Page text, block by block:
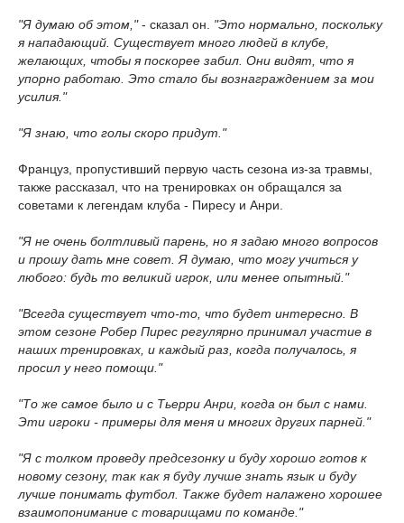
"Я думаю об этом,"- сказал он. "Это нормально, поскольку
я нападающий. Существует много людей в клубе,
желающих, чтобы я поскорее забил. Они видят, что я
упорно работаю. Это стало бы вознаграждением за мои
усилия."
"Я знаю, что голы скоро придут."
Француз, пропустивший первую часть сезона из-за травмы,
также рассказал, что на тренировках он обращался за
советами к легендам клуба - Пиресу и Анри.
"Я не очень болтливый парень, но я задаю много вопросов
и прошу дать мне совет. Я думаю, что могу учиться у
любого: будь то великий игрок, или менее опытный."
"Всегда существует что-то, что будет интересно. В
этом сезоне Робер Пирес регулярно принимал участие в
наших тренировках, и каждый раз, когда получалось, я
просил у него помощи."
"То же самое было и с Тьерри Анри, когда он был с нами.
Эти игроки - примеры для меня и многих других парней."
"Я с толком проведу предсезонку и буду хорошо готов к
новому сезону, так как я буду лучше знать язык и буду
лучше понимать футбол. Также будет налажено хорошее
взаимопонимание с товарищами по команде."